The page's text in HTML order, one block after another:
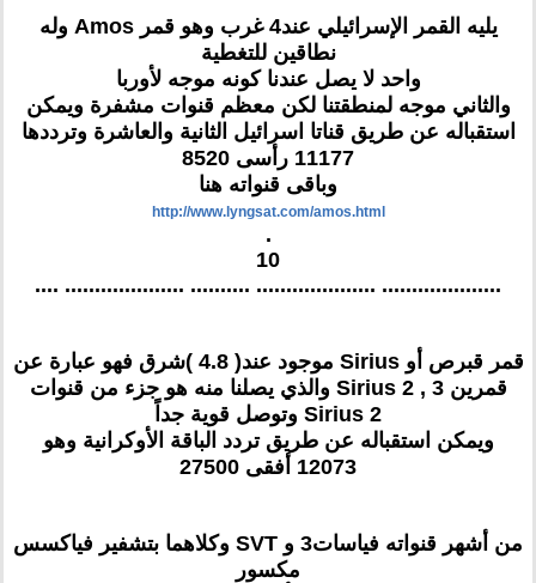
يليه القمر الإسرائيلي عند4 غرب وهو قمر Amos وله
نطاقين للتغطية
واحد لا يصل عندنا كونه موجه لأوربا
والثاني موجه لمنطقتنا لكن معظم قنوات مشفرة ويمكن
استقباله عن طريق قناتا اسرائيل الثانية والعاشرة وترددها
11177 رأسى 8520
وباقى قنواته هنا
http://www.lyngsat.com/amos.html
.
10
.................... .................... .......... .................... ....
قمر قبرص أو Sirius موجود عند( 4.8 )شرق فهو عبارة عن
قمرين Sirius 2 , 3 والذي يصلنا منه هو جزء من قنوات
Sirius 2 وتوصل قوية جداً
ويمكن استقباله عن طريق تردد الباقة الأوكرانية وهو
12073 أفقى 27500
من أشهر قنواته فياسات3 و SVT وكلاهما بتشفير فياكسس
مكسور